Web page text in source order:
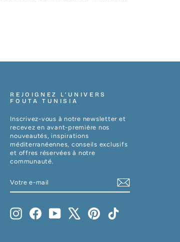
REJOIGNEZ L’UNIVERS
FOUTA TUNISIA
Inscrivez-vous à notre newsletter et
recevez en avant-première nos
nouveautés, inspirations
méditerranéennes, conseils exclusifs
et offres réservées à notre
communauté.
E-
InstagramFacebookYouTube Pinterest